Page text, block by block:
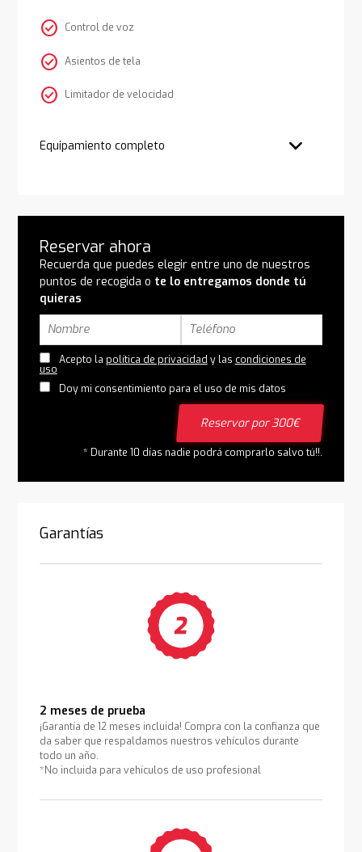
check_circle Control de voz
check_circle Asientos de tela
check_circle Limitador de velocidad
Equipamiento completo
Reservar ahora
Recuerda que puedes elegir entre uno de nuestros
puntos de recogida o te lo entregamos donde tú
quieras
Acepto la política de privacidad y las condiciones de
uso
Doy mi consentimiento para el uso de mis datos
Reservar por 300€
* Durante 10 días nadie podrá comprarlo salvo tú!!.
Garantías
2 meses de prueba
¡Garantía de 12 meses incluida! Compra con la confianza que
da saber que respaldamos nuestros vehículos durante
todo un año.
*No incluida para vehículos de uso profesional